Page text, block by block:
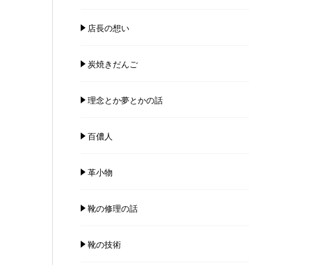
店長の想い
炭焼きだんご
理念とか夢とかの話
百儂人
革小物
靴の修理の話
靴の技術